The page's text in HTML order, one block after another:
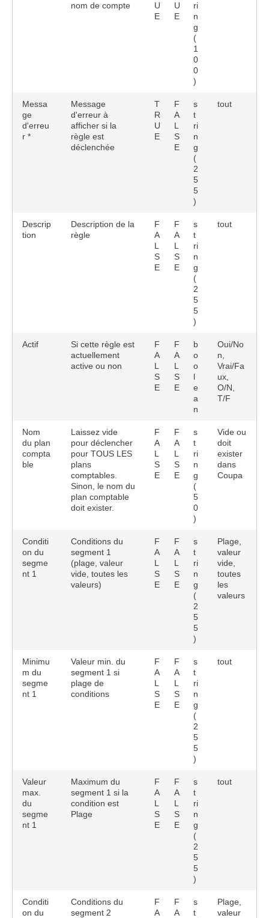
nom de compte
U
E
U
E
ri
n
g
(
1
0
0
)
Messa
ge
d'erreu
r *
Message
d'erreur à
afficher si la
règle est
déclenchée
T
R
U
E
F
A
L
S
E
s
t
ri
n
g
(
2
5
5
)
tout
Descrip
tion
Description de la
règle
F
A
L
S
E
F
A
L
S
E
s
t
ri
n
g
(
2
5
5
)
tout
Actif
Si cette règle est
actuellement
active ou non
F
A
L
S
E
F
A
L
S
E
b
o
o
l
e
a
n
Oui/No
n,
Vrai/Fa
ux,
O/N,
T/F
Nom
du plan
compta
ble
Laissez vide
pour déclencher
pour TOUS LES
plans
comptables.
Sinon, le nom du
plan comptable
doit exister.
F
A
L
S
E
F
A
L
S
E
s
t
ri
n
g
(
5
0
)
Vide ou
doit
exister
dans
Coupa
Conditi
on du
segme
nt 1
Conditions du
segment 1
(plage, valeur
vide, toutes les
valeurs)
F
A
L
S
E
F
A
L
S
E
s
t
ri
n
g
(
2
5
5
)
Plage,
valeur
vide,
toutes
les
valeurs
Minimu
m du
segme
nt 1
Valeur min. du
segment 1 si
plage de
conditions
F
A
L
S
E
F
A
L
S
E
s
t
ri
n
g
(
2
5
5
)
tout
Valeur
max.
du
segme
nt 1
Maximum du
segment 1 si la
condition est
Plage
F
A
L
S
E
F
A
L
S
E
s
t
ri
n
g
(
2
5
5
)
tout
Conditi
on du
Conditions du
segment 2
F
A
F
A
s
t
Plage,
valeur